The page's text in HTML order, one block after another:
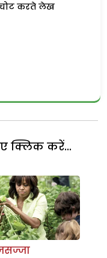
करते लेख
क्लिक करें...